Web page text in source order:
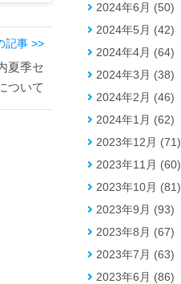
記事 >>
夏季セ
ついて
2024年6月 (50)
2024年5月 (42)
2024年4月 (64)
2024年3月 (38)
2024年2月 (46)
2024年1月 (62)
2023年12月 (71)
2023年11月 (60)
2023年10月 (81)
2023年9月 (93)
2023年8月 (67)
2023年7月 (63)
2023年6月 (86)